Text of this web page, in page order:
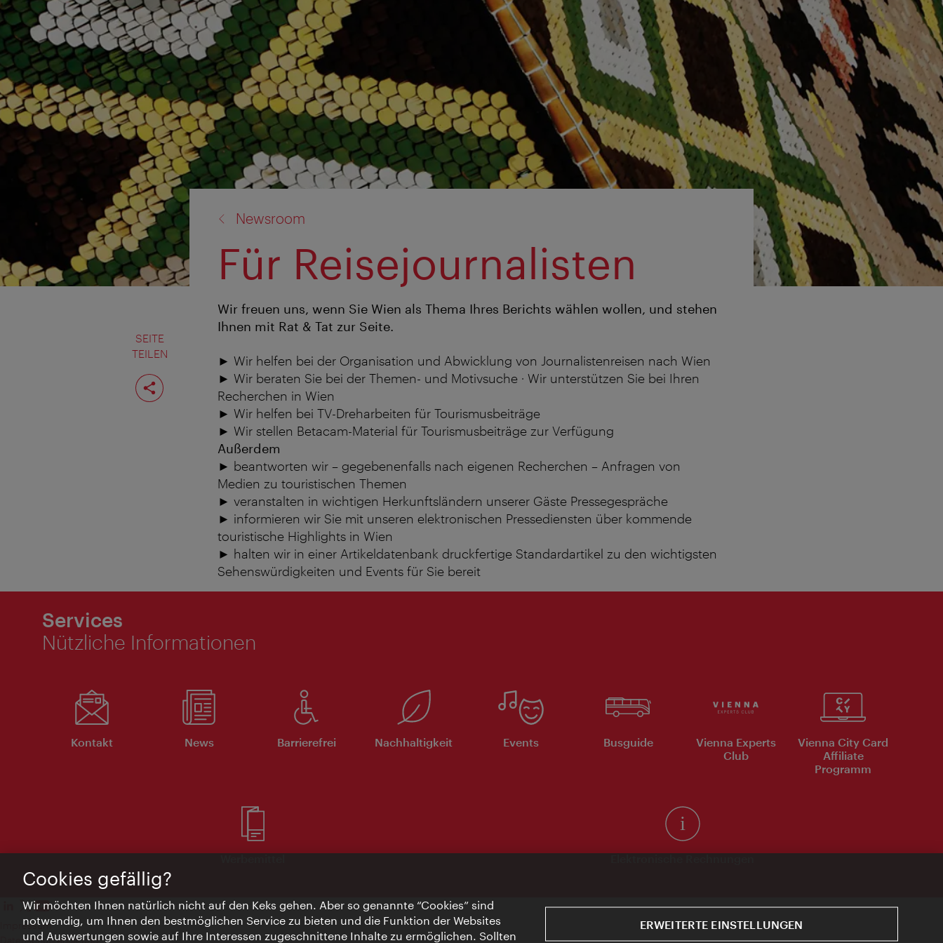
SEITE
TEILEN
Seite
teilen
Newsroom
Für Reisejournalisten
Wir freuen uns, wenn Sie Wien als Thema Ihres Berichts wählen wollen, und stehen
Ihnen mit Rat & Tat zur Seite.
► Wir helfen bei der Organisation und Abwicklung von Journalistenreisen nach Wien
► Wir beraten Sie bei der Themen- und Motivsuche · Wir unterstützen Sie bei Ihren
Recherchen in Wien
► Wir helfen bei TV-Dreharbeiten für Tourismusbeiträge
► Wir stellen Betacam-Material für Tourismusbeiträge zur Verfügung
Außerdem
► beantworten wir – gegebenenfalls nach eigenen Recherchen – Anfragen von
Medien zu touristischen Themen
► veranstalten in wichtigen Herkunftsländern unserer Gäste Pressegespräche
► informieren wir Sie mit unseren elektronischen Pressediensten über kommende
touristische Highlights in Wien
► halten wir in einer Artikeldatenbank druckfertige Standardartikel zu den wichtigsten
Sehenswürdigkeiten und Events für Sie bereit
Services
Nützliche Informationen
Kontakt News Barrierefrei Nachhaltigkeit Events Busguide
Vienna Experts
Club
Vienna City Card
Affiliate
Programm
Impressum
Datenschutzerklärung
Cookies gefällig?
Wir möchten Ihnen natürlich nicht auf den Keks gehen. Aber so genannte “Cookies” sind
notwendig, um Ihnen den bestmöglichen Service zu bieten und die Funktion der Websites
und Auswertungen sowie auf Ihre Interessen zugeschnittene Inhalte zu ermöglichen. Sollten
ERWEITERTE EINSTELLUNGEN